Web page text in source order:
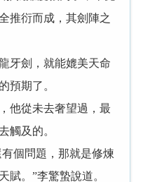
推衍而成，其劍陣之
劍，就能媲美天命
預期了。
從未去奢望過，最
觸及的。
個問題，那就是修煉
賦。”李驚蟄說道。